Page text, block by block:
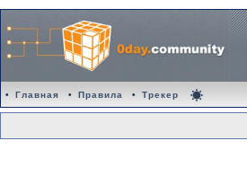
• Главная • Правила • Трекер